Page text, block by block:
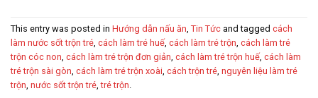
This entry was posted in Hướng dẫn nấu ăn, Tin Tức and tagged cách
làm nước sốt trộn tré, cách làm tré huế, cách làm tré trộn, cách làm tré
trộn cóc non, cách làm tré trộn đơn giản, cách làm tré trộn huế, cách làm
tré trộn sài gòn, cách làm tré trộn xoài, cách trộn tré, nguyên liệu làm tré
trộn, nước sốt trộn tré,tré trộn.